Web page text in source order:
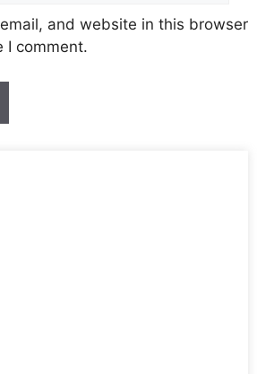
and website in this browser
I comment.